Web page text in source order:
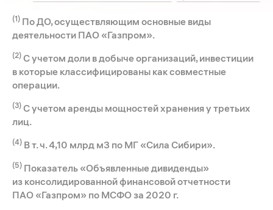
(1) По ДО, осуществляющим основные виды
деятельности ПАО «Газпром».
(2) C учетом доли в добыче организаций, инвестиции
в которые классифицированы как совместные
операции.
(3) С учетом аренды мощностей хранения у третьих
лиц.
(4) В т. ч. 4,10 млрд м3 по МГ «Сила Сибири».
(5) Показатель «Объявленные дивиденды»
из консолидированной финансовой отчетности
ПАО «Газпром» по МСФО за 2020 г.